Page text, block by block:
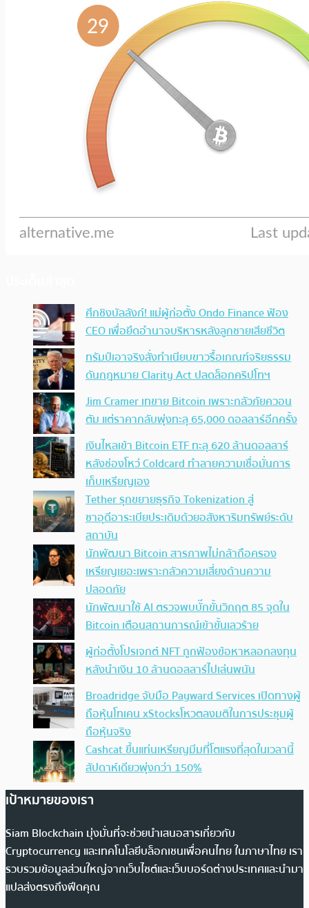
ศึกชิงบัลลังก์! แม่ผู้ก่อตั้ง Ondo Finance ฟ้อง
CEO เพื่อยึดอำนาจบริหารหลังลูกชายเสียชีวิต
ทรัมป์เอาจริง สั่งทำเนียบขาวรื้อเกณฑ์จริยธรรม
ดันกฎหมาย Clarity Act ปลดล็อกคริปโทฯ
Jim Cramer เทขาย Bitcoin เพราะกลัวภัยควอน
ตัม แต่ราคากลับพุ่งทะลุ 65,000 ดอลลาร์อีกครั้ง
เงินไหลเข้า Bitcoin ETF ทะลุ 620 ล้านดอลลาร์
หลังช่องโหว่ Coldcard ทำลายความเชื่อมั่นการ
เก็บเหรียญเอง
Tether รุกขยายธุรกิจ Tokenization สู่
ซาอุดีอาระเบียประเดิมด้วยอสังหาริมทรัพย์ระดับ
สถาบัน
นักพัฒนา Bitcoin สารภาพไม่กล้าถือครอง
เหรียญเยอะเพราะกลัวความเสี่ยงด้านความ
ปลอดภัย
นักพัฒนาใช้ AI ตรวจพบบั๊กขั้นวิกฤต 85 จุดใน
Bitcoin เตือนสถานการณ์เข้าขั้นเลวร้าย
ผู้ก่อตั้งโปรเจกต์ NFT ถูกฟ้องข้อหาหลอกลงทุน
หลังนำเงิน 10 ล้านดอลลาร์ไปเล่นพนัน
Broadridge จับมือ Payward Services เปิดทางผู้
ถือหุ้นโทเคน xStocksโหวตลงมติในการประชุมผู้
ถือหุ้นจริง
Cashcat ขึ้นแท่นเหรียญมีมที่โตแรงที่สุดในเวลานี้
สัปดาห์เดียวพุ่งกว่า 150%
เป้าหมายของเรา
Siam Blockchain มุ่งมั่นที่จะช่วยนำเสนอสารเกี่ยวกับ
Cryptocurrency และเทคโนโลยีบล็อกเชนเพื่อคนไทย ในภาษาไทย เรา
รวบรวมข้อมูลส่วนใหญ่จากเว็บไซต์และเว็บบอร์ดต่างประเทศและนำมา
แปลส่งตรงถึงฟีดคุณ